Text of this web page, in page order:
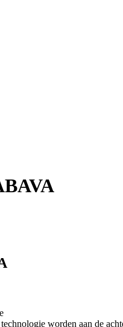
worden aan de